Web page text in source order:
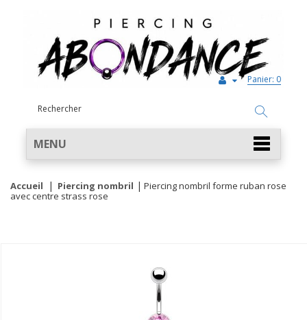
Panier: 0
MENU
Accueil Piercing nombril
Piercing nombril forme ruban rose
avec centre strass rose